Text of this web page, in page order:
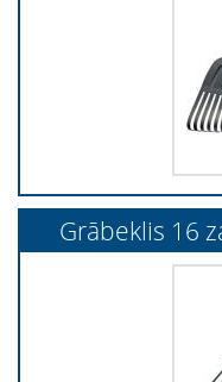
Grābeklis 16